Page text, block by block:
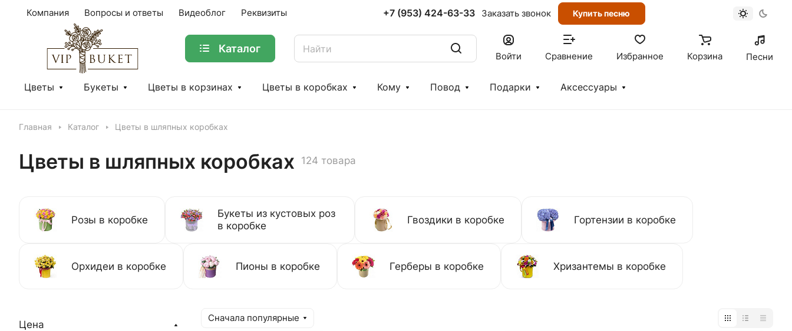
Компания Вопросы и ответы Видеоблог Реквизиты +7 (953) 424-63-33 Заказать звонок Купить песню
Каталог
Войти Сравнение Избранное Корзина Песни
Цветы Букеты Цветы в корзинах Цветы в коробках Кому Повод Подарки Аксессуары
Главная Каталог Цветы в шляпных коробках
Цветы в шляпных коробках 124 товара
Розы в коробке
Букеты из кустовых роз
в коробке
Гвоздики в коробке Гортензии в коробке
Орхидеи в коробке Пионы в коробке Герберы в коробке Хризантемы в коробке
Сначала популярные
Цена